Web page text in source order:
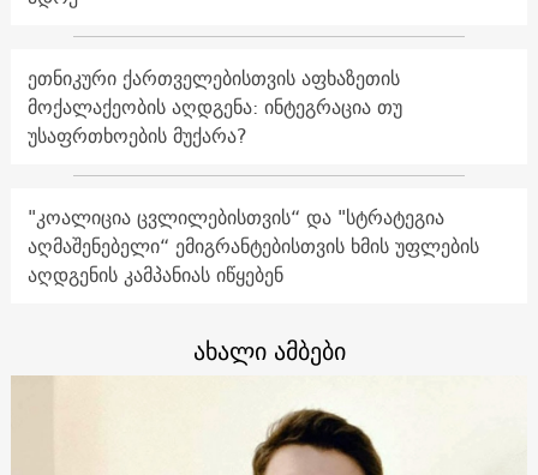
ეთნიკური ქართველებისთვის აფხაზეთის
მოქალაქეობის აღდგენა: ინტეგრაცია თუ
უსაფრთხოების მუქარა?
"კოალიცია ცვლილებისთვის“ და "სტრატეგია
აღმაშენებელი“ ემიგრანტებისთვის ხმის უფლების
აღდგენის კამპანიას იწყებენ
ახალი ამბები